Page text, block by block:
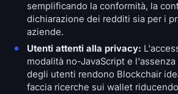
semplificando la conformità, la
dichiarazione dei redditi sia per i
aziende.
Utenti attenti alla privacy:
modalità no-JavaScript e
degli utenti rendono Blockchair
faccia ricerche sui wallet